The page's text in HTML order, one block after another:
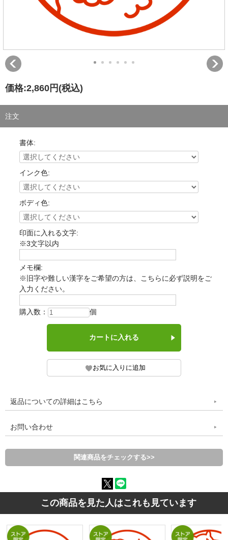
価格:2,860円 (税込)
注文
書体:
インク色:
ボディ色:
印面に入れる文字:
※3文字以内
メモ欄:
※旧字や難しい漢字をご希望の方は、こちらに必ず説明をご
入力ください。
購入数： 個
返品についての詳細はこちら
お問い合わせ
関連商品をチェックする>>
この商品を見た人はこれも見ています